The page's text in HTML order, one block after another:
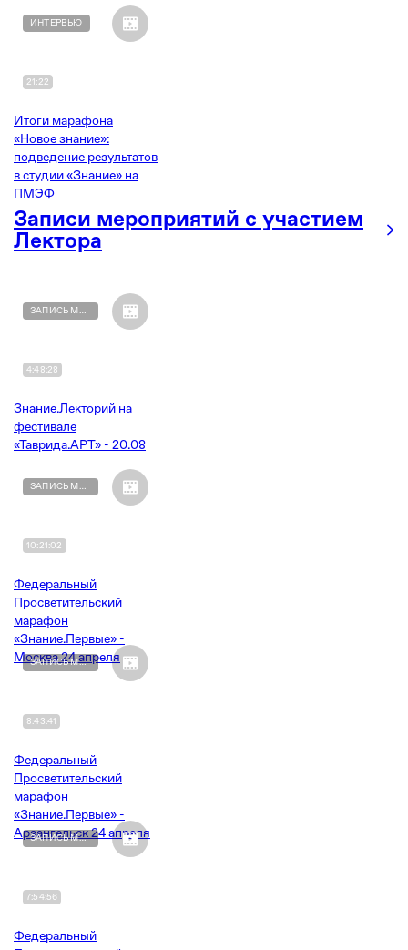
ИНТЕРВЬЮ
21:22
Итоги марафона
«Новое знание»:
подведение результатов
в студии «Знание» на
ПМЭФ
Записи мероприятий с участием
Лектора
4:48:28
Знание.Лекторий на
фестивале
«Таврида.АРТ» - 20.08
10:21:02
Федеральный
Просветительский
марафон
«Знание.Первые» -
Москва 24 апреля
ЗАПИСЬ МЕРОПРИЯТИЯ
8:43:41
Федеральный
Просветительский
марафон
«Знание.Первые» -
Арзангельск 24 апреля
ЗАПИСЬ МЕРОПРИЯТИЯ
7:54:56
Федеральный